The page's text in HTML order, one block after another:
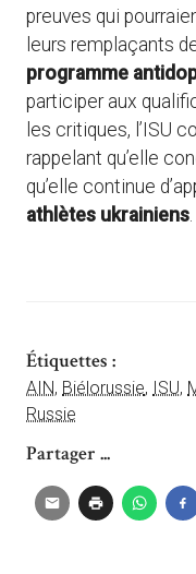
preuves qui
leurs remplaçants
programme
participer aux
les critiques, l’ISU
rappelant qu’elle
qu’elle continue
athlètes ukrainiens
Étiquettes :
AIN, Biélorussie, ISU,
Russie
Partager ...